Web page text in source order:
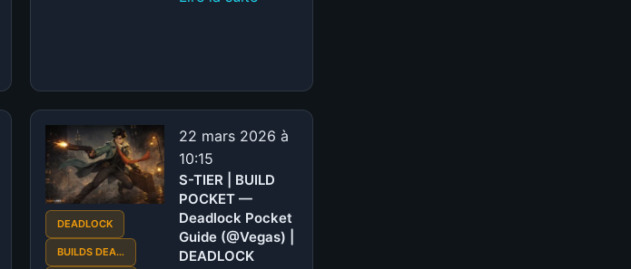
REM
—
Rem
(@Hydration)
|
DEADLOCK
BUILDS DEA…
22 mars 2026 à
10:15
S-TIER | BUILD
POCKET —
Deadlock Pocket
Guide (@Vegas) |
DEADLOCK